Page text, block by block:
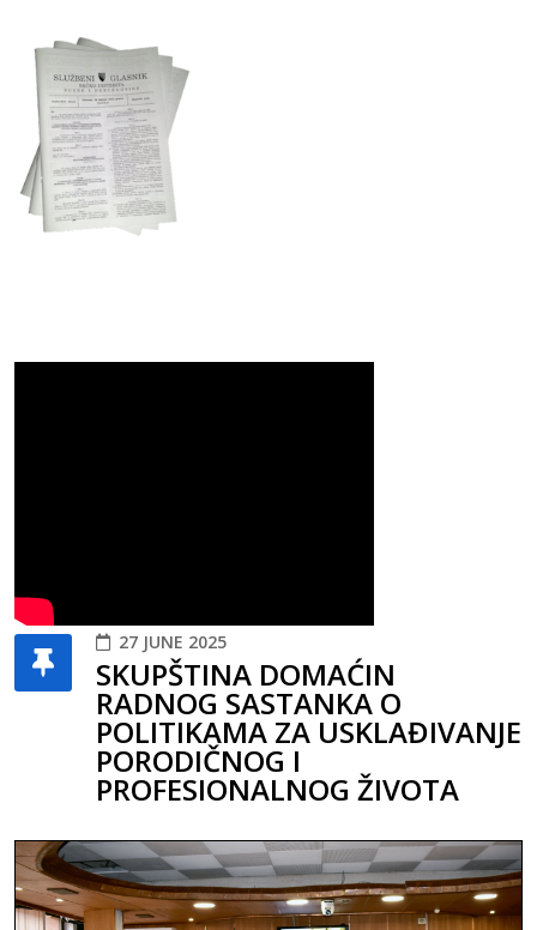
27 JUNE 2025
SKUPŠTINA DOMAĆIN
RADNOG SASTANKA O
POLITIKAMA ZA USKLAĐIVANJE
PORODIČNOG I
PROFESIONALNOG ŽIVOTA